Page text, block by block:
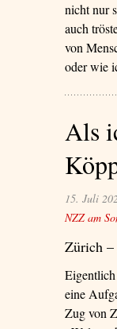
nicht nur
auch
von
oder wie
Als
15. Juli
NZZ am
Zürich
eine
Zug von